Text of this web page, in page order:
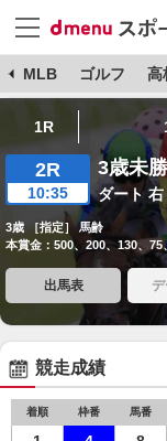
MLB ゴルフ 高
1R
2R
10:35
3歳未
ダート
3歳 ［指定］ 馬齢
本賞金：500、200、130、75
出馬表
競走成績
着順 枠番 馬番